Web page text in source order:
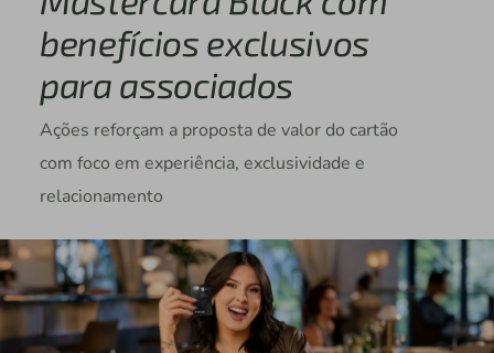
benefícios exclusivos
para associados
Ações reforçam a proposta de valor do cartão
com foco em experiência, exclusividade e
relacionamento